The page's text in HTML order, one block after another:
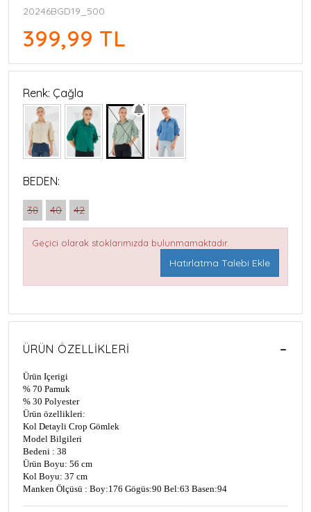
20246BGD19_500
399,99 TL
Renk: Çağla
BEDEN:
38 40 42
Geçici olarak stoklarımızda bulunmamaktadır.
Hatırlatma Talebi Ekle
ÜRÜN ÖZELLIKLERI
Ürün Içerigi
% 70 Pamuk
% 30 Polyester
Ürün özellikleri:
Kol Detayli Crop Gömlek
Model Bilgileri
Bedeni : 38
Ürün Boyu: 56 cm
Kol Boyu: 37 cm
Manken Ölçüsü : Boy:176 Gögüs:90 Bel:63 Basen:94